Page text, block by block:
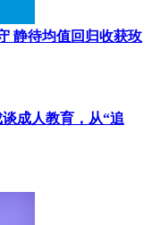
静待均值回归收获玫
成人教育，从“追